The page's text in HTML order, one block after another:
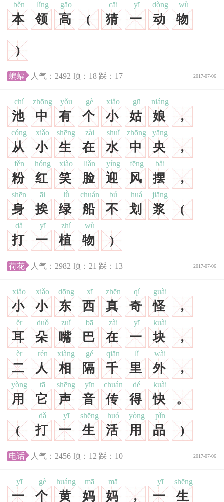
本
běn
领
lǐng
高
gāo
( 猜
cāi
一
yī
动
dòng
物
wù
)
2017-07-06
蝙蝠 人气： 2492 顶： 18 踩： 17
池
chí
中
zhōng
有
yǒu
个
gè
小
xiǎo
姑
gū
娘
niáng
,
从
cóng
小
xiǎo
生
shēng
在
zài
水
shuǐ
中
zhōng
央
yāng
,
粉
fěn
红
hóng
笑
xiào
脸
liǎn
迎
yíng
风
fēng
摆
bǎi
,
身
shēn
挨
āi
绿
lǜ
船
chuán
不
bú
划
huá
浆
jiāng
(
打
dǎ
一
yī
植
zhí
物
wù
)
2017-07-06
荷花 人气： 2982 顶： 21 踩： 13
小
xiǎo
小
xiǎo
东
dōng
西
xī
真
zhēn
奇
qí
怪
guài
,
耳
ěr
朵
duǒ
嘴
zuǐ
巴
bā
在
zài
一
yī
块
kuài
,
二
èr
人
rén
相
xiàng
隔
gé
千
qiān
里
lǐ
外
wài
,
用
yòng
它
tā
声
shēng
音
yīn
传
chuán
得
dé
快
kuài
。
( 打
dǎ
一
yī
生
shēng
活
huó
用
yòng
品
pǐn
)
2017-07-06
电话 人气： 2456 顶： 12 踩： 10
一
yī
个
gè
黄
huáng
妈
mā
妈
mā
, 一
yī
生
shēng